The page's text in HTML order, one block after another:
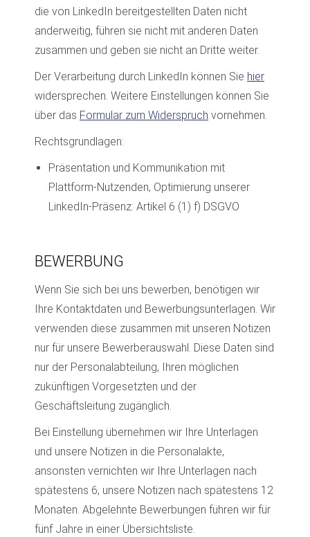
die von LinkedIn bereitgestellten Daten nicht
anderweitig, führen sie nicht mit anderen Daten
zusammen und geben sie nicht an Dritte weiter.
Der Verarbeitung durch LinkedIn können Sie hier
widersprechen. Weitere Einstellungen können Sie
über das Formular zum Widerspruch vornehmen.
Rechtsgrundlagen:
Präsentation und Kommunikation mit
Plattform-Nutzenden, Optimierung unserer
LinkedIn-Präsenz: Artikel 6 (1) f) DSGVO
BEWERBUNG
Wenn Sie sich bei uns bewerben, benötigen wir
Ihre Kontaktdaten und Bewerbungsunterlagen. Wir
verwenden diese zusammen mit unseren Notizen
nur für unsere Bewerberauswahl. Diese Daten sind
nur der Personalabteilung, Ihren möglichen
zukünftigen Vorgesetzten und der
Geschäftsleitung zugänglich.
Bei Einstellung übernehmen wir Ihre Unterlagen
und unsere Notizen in die Personalakte,
ansonsten vernichten wir Ihre Unterlagen nach
spätestens 6, unsere Notizen nach spätestens 12
Monaten. Abgelehnte Bewerbungen führen wir für
fünf Jahre in einer Übersichtsliste.